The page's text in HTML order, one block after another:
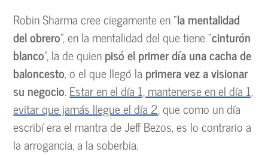
Robin Sharma cree ciegamente en “la mentalidad
del obrero”, en la mentalidad del que tiene “cinturón
blanco”, la de quienpisó el primer día una cacha de
baloncesto, o el que llegó la primera vez a visionar
su negocio.Estar en el día 1, mantenerse en el día 1,
evitar que jamás llegue el día 2, que como un día
escribí era el mantra de Jeff Bezos, es lo contrario a
la arrogancia, a la soberbia.